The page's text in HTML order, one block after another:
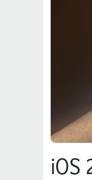
iOS